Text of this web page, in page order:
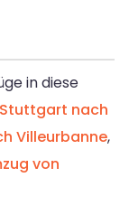
in diese
nach
Villeurbanne,
von